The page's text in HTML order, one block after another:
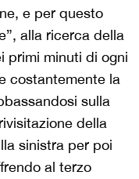
e per questo
alla ricerca della
primi minuti di ogni
costantemente la
sulla
della
sinistra per poi
al terzo